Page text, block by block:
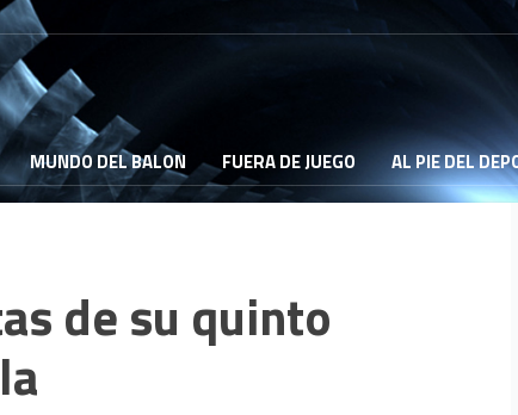
MUNDO DEL BALON FUERA DE JUEGO AL PIE DEL
de su quinto